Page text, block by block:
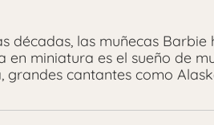
décadas, las muñecas
en miniatura es el sueño de
grandes cantantes como